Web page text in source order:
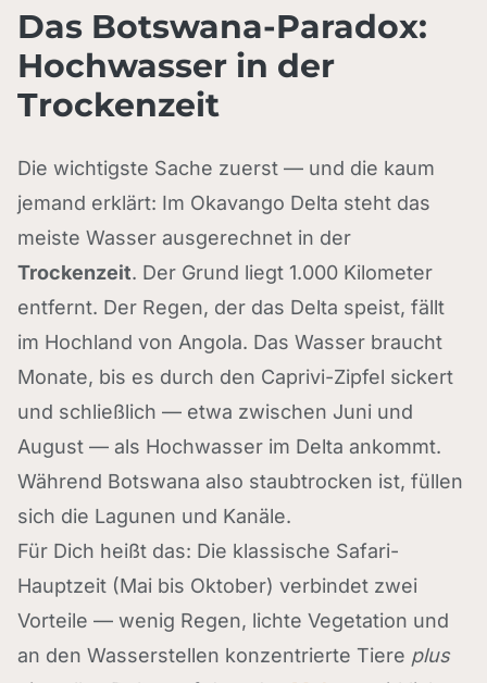
Das Botswana-Paradox:
Hochwasser in der
Trockenzeit
Die wichtigste Sache zuerst — und die kaum
jemand erklärt: Im Okavango Delta steht das
meiste Wasser ausgerechnet in der
Trockenzeit. Der Grund liegt 1.000 Kilometer
entfernt. Der Regen, der das Delta speist, fällt
im Hochland von Angola. Das Wasser braucht
Monate, bis es durch den Caprivi-Zipfel sickert
und schließlich — etwa zwischen Juni und
August — als Hochwasser im Delta ankommt.
Während Botswana also staubtrocken ist, füllen
sich die Lagunen und Kanäle.
Für Dich heißt das: Die klassische Safari-
Hauptzeit (Mai bis Oktober) verbindet zwei
Vorteile — wenig Regen, lichte Vegetation und
an den Wasserstellen konzentrierte Tiere plus